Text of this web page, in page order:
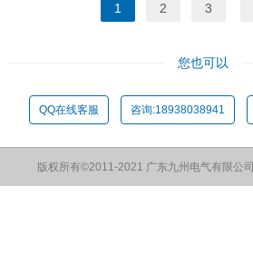
1 2 3
您也可以
QQ在线客服 咨询:18938038941
版权所有©2011-2021 广东九州电气有限公司